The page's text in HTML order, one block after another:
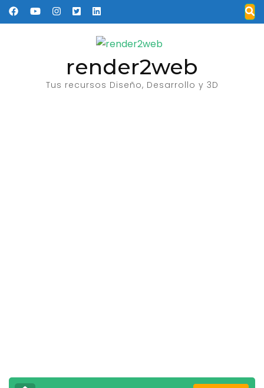
Saltar
al
render2web
Tus recursos Diseño, Desarrollo y 3D